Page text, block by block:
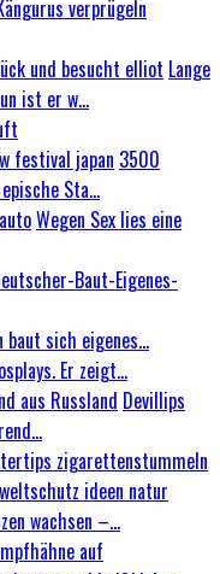
verprügeln
Lange
ist er w...
3500
Sta...
Wegen Sex lies eine
sich eigenes...
Er zeigt...
Devillips
wachsen –...
auf